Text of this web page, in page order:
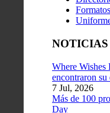
Formatos
NOTICIAS
Where Wishes
encontraron su
7 Jul, 2026
Más de 100
Day